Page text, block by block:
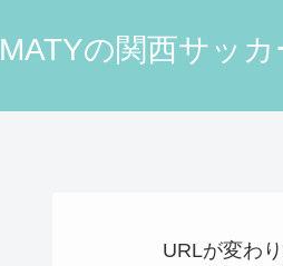
MATYの関西サッ
URLが変わ